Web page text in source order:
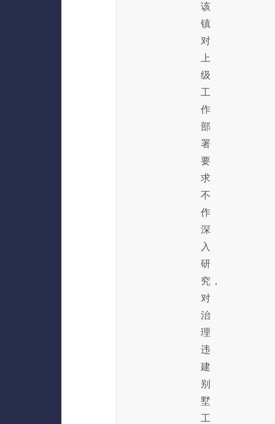
该
镇
对
上
级
工
作
部
署
要
求
不
作
深
入
研
究，
对
治
理
违
建
别
墅
工